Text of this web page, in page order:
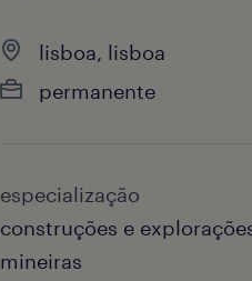
lisboa, lisboa
permanente
especialização
construções e
mineiras